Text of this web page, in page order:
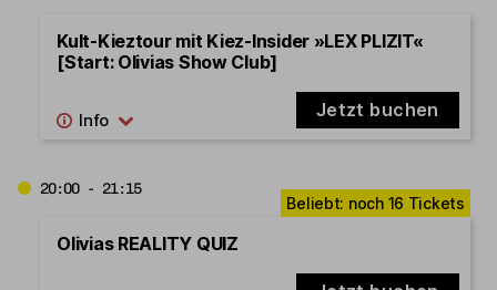
Kult-Kieztour mit Kiez-Insider »LEX PLIZIT«
[Start: Olivias Show Club]
Jetzt buchen
20:00 - 21:15
Olivias REALITY QUIZ